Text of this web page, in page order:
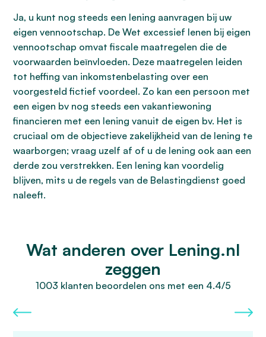
Ja, u kunt nog steeds een lening aanvragen bij uw
eigen vennootschap. De Wet excessief lenen bij eigen
vennootschap omvat fiscale maatregelen die de
voorwaarden beïnvloeden. Deze maatregelen leiden
tot heffing van inkomstenbelasting over een
voorgesteld fictief voordeel. Zo kan een persoon met
een eigen bv nog steeds een vakantiewoning
financieren met een lening vanuit de eigen bv. Het is
cruciaal om de objectieve zakelijkheid van de lening te
waarborgen; vraag uzelf af of u de lening ook aan een
derde zou verstrekken. Een lening kan voordelig
blijven, mits u de regels van de Belastingdienst goed
naleeft.
Wat anderen over Lening.nl
zeggen
1003 klanten beoordelen ons met een 4.4/5